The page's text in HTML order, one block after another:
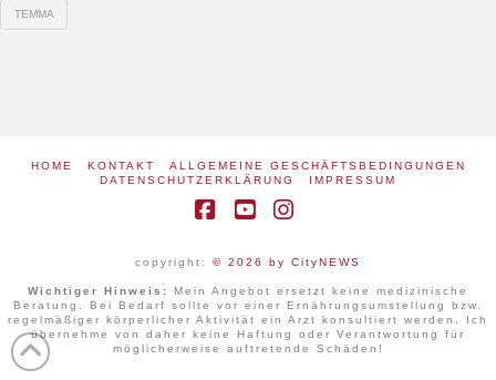
TEMMA
HOME KONTAKT
ALLGEMEINE GESCHÄFTSBEDINGUNGEN
DATENSCHUTZERKLÄRUNG
IMPRESSUM
copyright: © 2026 by CityNEWS
Wichtiger Hinweis:
Mein Angebot ersetzt keine medizinische
Beratung. Bei Bedarf sollte vor einer Ernährungsumstellung bzw.
regelmäßiger körperlicher Aktivität ein Arzt konsultiert werden. Ich
übernehme von daher keine Haftung oder Verantwortung für
möglicherweise auftretende Schäden!